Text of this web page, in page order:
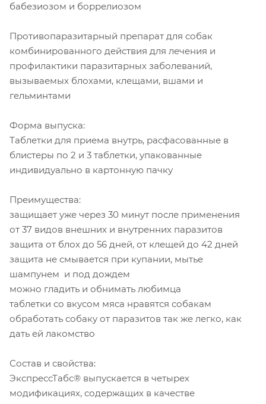
бабезиозом и боррелиозом
Противопаразитарный препарат для собак
комбинированного действия для лечения и
профилактики паразитарных заболеваний,
вызываемых блохами, клещами, вшами и
гельминтами
Форма выпуска:
Таблетки для приема внутрь, расфасованные в
блистеры по 2 и 3 таблетки, упакованные
индивидуально в картонную пачку
Преимущества:
защищает уже через 30 минут после применения
от 37 видов внешних и внутренних паразитов
защита от блох до 56 дней, от клещей до 42 дней
защита не смывается при купании, мытье
шампунем и под дождем
можно гладить и обнимать любимца
таблетки со вкусом мяса нравятся собакам
обработать собаку от паразитов так же легко, как
дать ей лакомство
Состав и свойства:
ЭкспрессТабс® выпускается в четырех
модификациях, содержащих в качестве